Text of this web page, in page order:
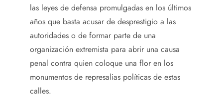
las leyes de defensa promulgadas en los últimos
años que basta acusar de desprestigio a las
autoridades o de formar parte de una
organización extremista para abrir una causa
penal contra quien coloque una flor en los
monumentos de represalias políticas de estas
calles.